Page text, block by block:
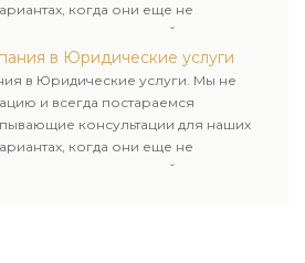
когда они еще не
услугами нашей компании.
в Юридические услуги
в Юридические услуги. Мы не
и всегда постараемся
консультации для наших
когда они еще не
услугами нашей компании.